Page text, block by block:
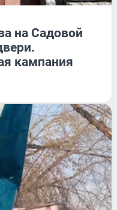
на Садовой
кампания